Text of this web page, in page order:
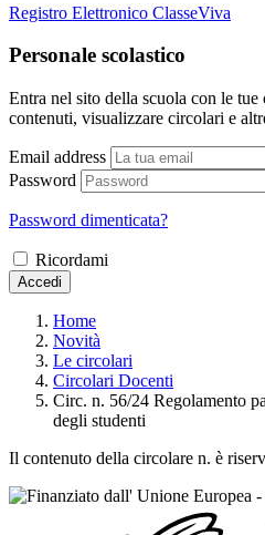
Registro Elettronico ClasseViva
Personale scolastico
Entra nel sito della scuola con le tue
contenuti, visualizzare circolari e
Email address
Password
Password dimenticata?
Ricordami
Accedi
Home
Novità
Le circolari
Circolari Docenti
Circ. n. 56/24 Regolamento
degli studenti
Il contenuto della circolare n. è